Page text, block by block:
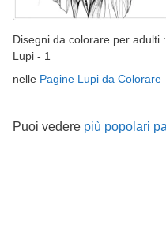
Disegni da colorare per adulti :
Lupi - 1
nelle Pagine Lupi da Colorare
Puoi vedere più popolari